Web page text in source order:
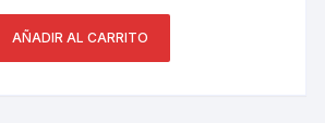
AÑADIR AL CARRITO